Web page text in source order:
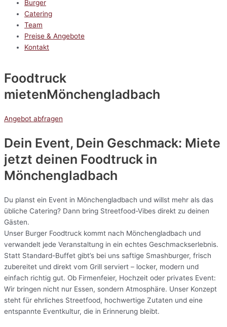
Burger
Catering
Team
Preise & Angebote
Kontakt
Foodtruck
mietenMönchengladbach
Angebot abfragen
Dein Event, Dein Geschmack: Miete
jetzt deinen Foodtruck in
Mönchengladbach
Du planst ein Event in Mönchengladbach und willst mehr als das
übliche Catering? Dann bring Streetfood-Vibes direkt zu deinen
Gästen.
Unser Burger Foodtruck kommt nach Mönchengladbach und
verwandelt jede Veranstaltung in ein echtes Geschmackserlebnis.
Statt Standard-Buffet gibt’s bei uns saftige Smashburger, frisch
zubereitet und direkt vom Grill serviert – locker, modern und
einfach richtig gut. Ob Firmenfeier, Hochzeit oder privates Event:
Wir bringen nicht nur Essen, sondern Atmosphäre. Unser Konzept
steht für ehrliches Streetfood, hochwertige Zutaten und eine
entspannte Eventkultur, die in Erinnerung bleibt.